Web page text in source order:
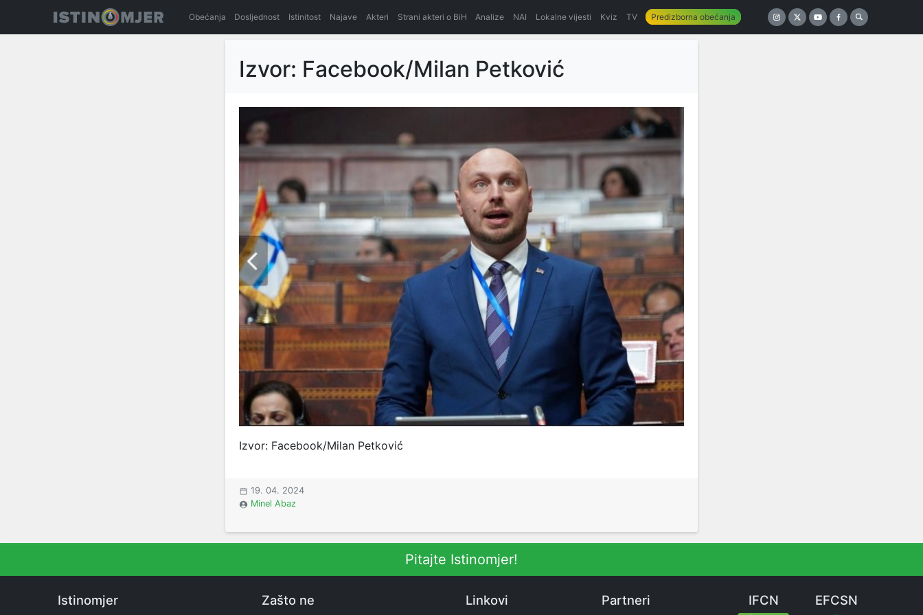
Obećanja Dosljednost Istinitost Najave Akteri Strani akteri o BiH Analize NAI Lokalne vijesti Kviz TV Predizborna obećanja
Izvor: Facebook/Milan Petković
Izvor: Facebook/Milan Petković
19. 04. 2024
Minel Abaz
Pitajte Istinomjer!
Istinomjer Zašto ne Linkovi Partneri IFCN EFCSN